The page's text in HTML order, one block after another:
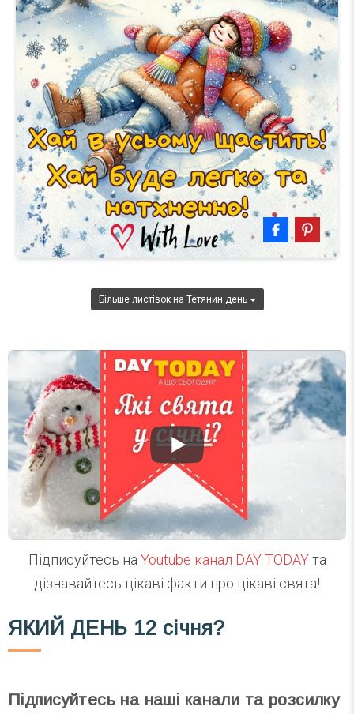
Більше листівок на Тетянин день
Підписуйтесь на Youtube канал DAY TODAYта
дізнавайтесь цікаві факти про цікаві свята!
ЯКИЙ ДЕНЬ 12 січня?
Підписуйтесь на наші канали та розсилку